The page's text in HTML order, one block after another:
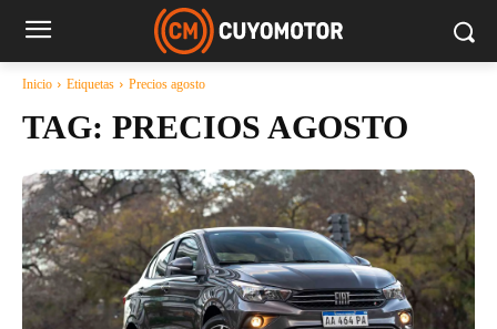
Inicio Etiquetas Precios agosto
TAG: PRECIOS AGOSTO